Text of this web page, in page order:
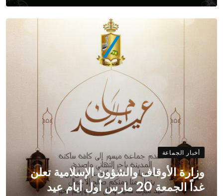
أخبار الجماعة
وزارة الأوقاف والشؤون الإسلامية تعلن
غداً الجمعة 20 مارس أول أيام عيد